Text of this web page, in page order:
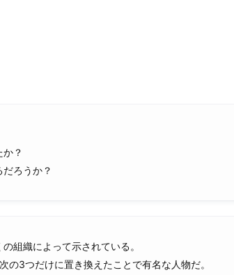
？
ろうか？
組織によって示されている。
3つだけに置き換えたことで有名な人物だ。